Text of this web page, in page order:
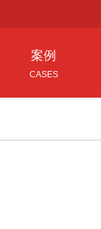
案例
CASES
中国古代案例库